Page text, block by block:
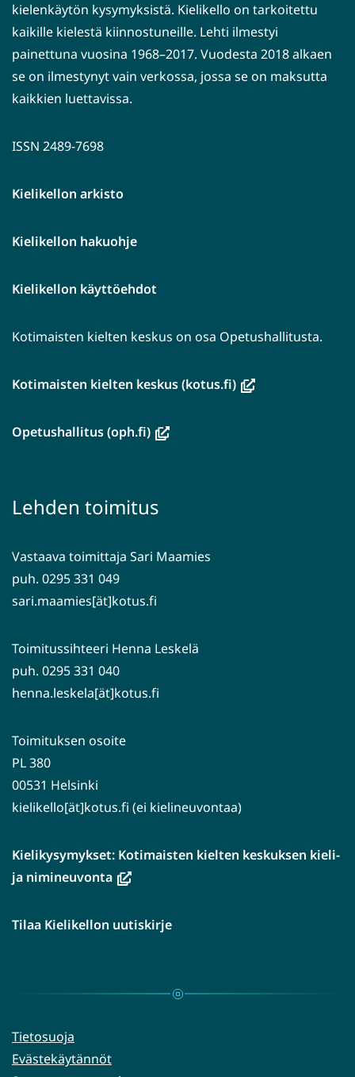
kielenkäytön kysymyksistä. Kielikello on tarkoitettu
kaikille kielestä kiinnostuneille. Lehti ilmestyi
painettuna vuosina 1968–2017. Vuodesta 2018 alkaen
se on ilmestynyt vain verkossa, jossa se on maksutta
kaikkien luettavissa.
ISSN 2489-7698
Kielikellon arkisto
Kielikellon hakuohje
Kielikellon käyttöehdot
Kotimaisten kielten keskus on osa Opetushallitusta.
Kotimaisten kielten keskus (kotus.fi)(avautuu
Opetushallitus (oph.fi)(avautuu
toiseen
Lehden toimitus
Vastaava toimittaja Sari Maamies
puh. 0295 331 049
sari.maamies[ät]kotus.fi
Toimitussihteeri Henna Leskelä
puh. 0295 331 040
henna.leskela[ät]kotus.fi
Toimituksen osoite
PL 380
00531 Helsinki
kielikello[ät]kotus.fi (ei kielineuvontaa)
Kielikysymykset: Kotimaisten kielten keskuksen kieli-
ja nimineuvonta(avautuu
ikkunaan,
palveluun)
Tilaa Kielikellon uutiskirje
Tietosuoja
Evästekäytännöt